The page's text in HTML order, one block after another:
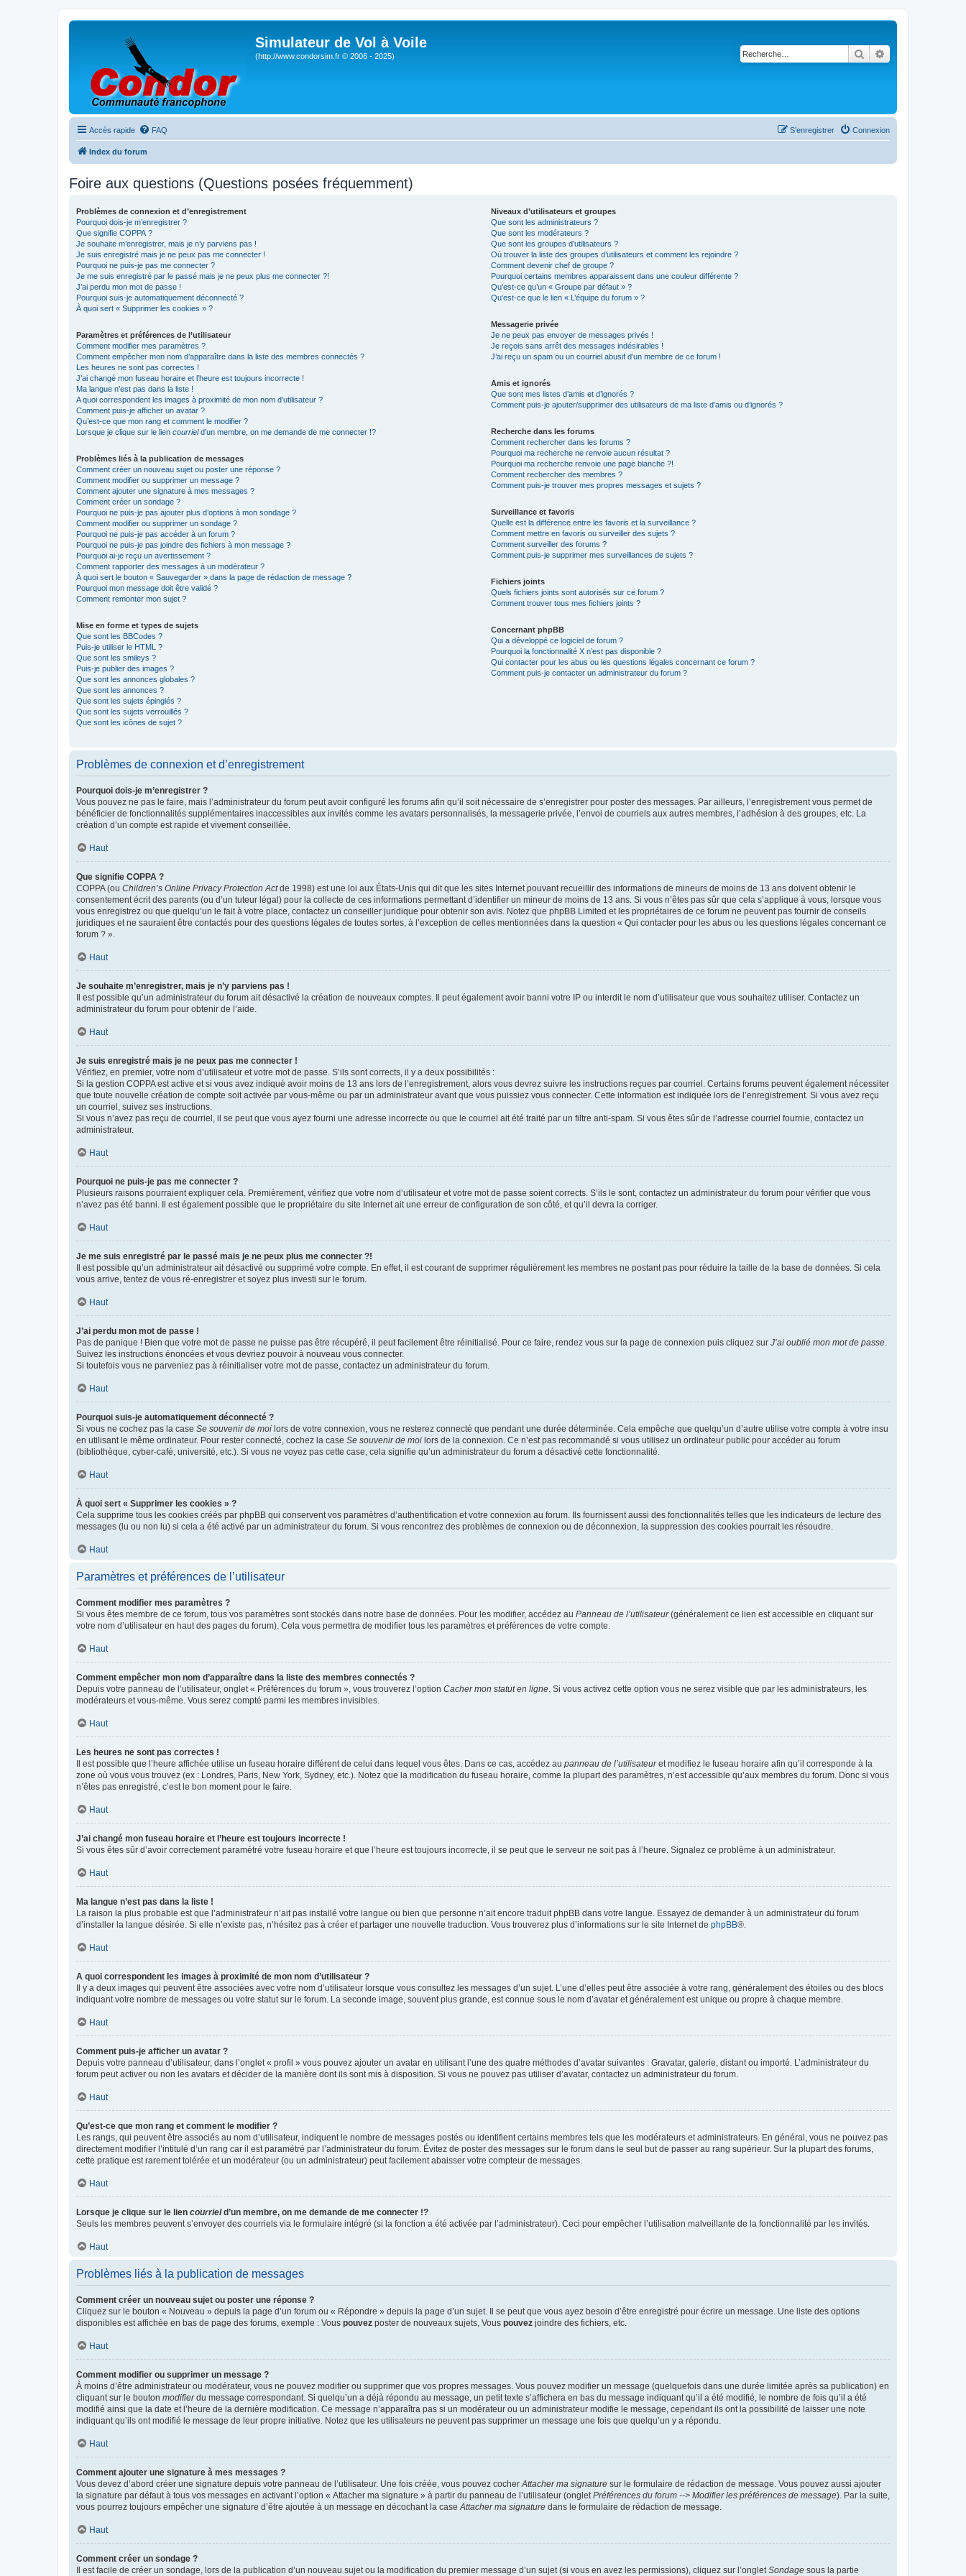
Simulateur de Vol à Voile
(http://www.condorsim.fr © 2006 - 2025) Rechercher
Accès rapide FAQ Connexion
S’enregistrer
Index du forum
Foire aux questions (Questions posées fréquemment)
Problèmes de connexion et d’enregistrement
Pourquoi dois-je m’enregistrer ?
Que signifie COPPA ?
Je souhaite m’enregistrer, mais je n’y parviens pas !
Je suis enregistré mais je ne peux pas me connecter !
Pourquoi ne puis-je pas me connecter ?
Je me suis enregistré par le passé mais je ne peux plus me connecter ?!
J’ai perdu mon mot de passe !
Pourquoi suis-je automatiquement déconnecté ?
À quoi sert « Supprimer les cookies » ?
Paramètres et préférences de l’utilisateur
Comment modifier mes paramètres ?
Comment empêcher mon nom d’apparaître dans la liste des membres connectés ?
Les heures ne sont pas correctes !
J’ai changé mon fuseau horaire et l’heure est toujours incorrecte !
Ma langue n’est pas dans la liste !
A quoi correspondent les images à proximité de mon nom d’utilisateur ?
Comment puis-je afficher un avatar ?
Qu’est-ce que mon rang et comment le modifier ?
Lorsque je clique sur le lien courrield’un membre, on me demande de me connecter !?
Problèmes liés à la publication de messages
Comment créer un nouveau sujet ou poster une réponse ?
Comment modifier ou supprimer un message ?
Comment ajouter une signature à mes messages ?
Comment créer un sondage ?
Pourquoi ne puis-je pas ajouter plus d’options à mon sondage ?
Comment modifier ou supprimer un sondage ?
Pourquoi ne puis-je pas accéder à un forum ?
Pourquoi ne puis-je pas joindre des fichiers à mon message ?
Pourquoi ai-je reçu un avertissement ?
Comment rapporter des messages à un modérateur ?
À quoi sert le bouton « Sauvegarder » dans la page de rédaction de message ?
Pourquoi mon message doit être validé ?
Comment remonter mon sujet ?
Mise en forme et types de sujets
Que sont les BBCodes ?
Puis-je utiliser le HTML ?
Que sont les smileys ?
Puis-je publier des images ?
Que sont les annonces globales ?
Que sont les annonces ?
Que sont les sujets épinglés ?
Que sont les sujets verrouillés ?
Que sont les icônes de sujet ?
Niveaux d’utilisateurs et groupes
Que sont les administrateurs ?
Que sont les modérateurs ?
Que sont les groupes d’utilisateurs ?
Où trouver la liste des groupes d’utilisateurs et comment les rejoindre ?
Comment devenir chef de groupe ?
Pourquoi certains membres apparaissent dans une couleur différente ?
Qu’est-ce qu’un « Groupe par défaut » ?
Qu’est-ce que le lien « L’équipe du forum » ?
Messagerie privée
Je ne peux pas envoyer de messages privés !
Je reçois sans arrêt des messages indésirables !
J’ai reçu un spam ou un courriel abusif d’un membre de ce forum !
Amis et ignorés
Que sont mes listes d’amis et d’ignorés ?
Comment puis-je ajouter/supprimer des utilisateurs de ma liste d’amis ou d’ignorés ?
Recherche dans les forums
Comment rechercher dans les forums ?
Pourquoi ma recherche ne renvoie aucun résultat ?
Pourquoi ma recherche renvoie une page blanche ?!
Comment rechercher des membres ?
Comment puis-je trouver mes propres messages et sujets ?
Surveillance et favoris
Quelle est la différence entre les favoris et la surveillance ?
Comment mettre en favoris ou surveiller des sujets ?
Comment surveiller des forums ?
Comment puis-je supprimer mes surveillances de sujets ?
Fichiers joints
Quels fichiers joints sont autorisés sur ce forum ?
Comment trouver tous mes fichiers joints ?
Concernant phpBB
Qui a développé ce logiciel de forum ?
Pourquoi la fonctionnalité X n’est pas disponible ?
Qui contacter pour les abus ou les questions légales concernant ce forum ?
Comment puis-je contacter un administrateur du forum ?
Problèmes de connexion et d’enregistrement
Pourquoi dois-je m’enregistrer ?
Vous pouvez ne pas le faire, mais l’administrateur du forum peut avoir configuré les forums afin qu’il soit nécessaire de s’enregistrer pour poster des messages. Par ailleurs, l’enregistrement vous permet de
bénéficier de fonctionnalités supplémentaires inaccessibles aux invités comme les avatars personnalisés, la messagerie privée, l’envoi de courriels aux autres membres, l’adhésion à des groupes, etc. La
création d’un compte est rapide et vivement conseillée.
Haut
Que signifie COPPA ?
COPPA (ou Children’s Online Privacy Protection Actde 1998) est une loi aux États-Unis qui dit que les sites Internet pouvant recueillir des informations de mineurs de moins de 13 ans doivent obtenir le
consentement écrit des parents (ou d’un tuteur légal) pour la collecte de ces informations permettant d’identifier un mineur de moins de 13 ans. Si vous n’êtes pas sûr que cela s’applique à vous, lorsque vous
vous enregistrez ou que quelqu’un le fait à votre place, contactez un conseiller juridique pour obtenir son avis. Notez que phpBB Limited et les propriétaires de ce forum ne peuvent pas fournir de conseils
juridiques et ne sauraient être contactés pour des questions légales de toutes sortes, à l’exception de celles mentionnées dans la question « Qui contacter pour les abus ou les questions légales concernant ce
forum ? ».
Haut
Je souhaite m’enregistrer, mais je n’y parviens pas !
Il est possible qu’un administrateur du forum ait désactivé la création de nouveaux comptes. Il peut également avoir banni votre IP ou interdit le nom d’utilisateur que vous souhaitez utiliser. Contactez un
administrateur du forum pour obtenir de l’aide.
Haut
Je suis enregistré mais je ne peux pas me connecter !
Vérifiez, en premier, votre nom d’utilisateur et votre mot de passe. S’ils sont corrects, il y a deux possibilités :
Si la gestion COPPA est active et si vous avez indiqué avoir moins de 13 ans lors de l’enregistrement, alors vous devrez suivre les instructions reçues par courriel. Certains forums peuvent également nécessiter
que toute nouvelle création de compte soit activée par vous-même ou par un administrateur avant que vous puissiez vous connecter. Cette information est indiquée lors de l’enregistrement. Si vous avez reçu
un courriel, suivez ses instructions.
Si vous n’avez pas reçu de courriel, il se peut que vous ayez fourni une adresse incorrecte ou que le courriel ait été traité par un filtre anti-spam. Si vous êtes sûr de l’adresse courriel fournie, contactez un
administrateur.
Haut
Pourquoi ne puis-je pas me connecter ?
Plusieurs raisons pourraient expliquer cela. Premièrement, vérifiez que votre nom d’utilisateur et votre mot de passe soient corrects. S’ils le sont, contactez un administrateur du forum pour vérifier que vous
n’avez pas été banni. Il est également possible que le propriétaire du site Internet ait une erreur de configuration de son côté, et qu’il devra la corriger.
Haut
Je me suis enregistré par le passé mais je ne peux plus me connecter ?!
Il est possible qu’un administrateur ait désactivé ou supprimé votre compte. En effet, il est courant de supprimer régulièrement les membres ne postant pas pour réduire la taille de la base de données. Si cela
vous arrive, tentez de vous ré-enregistrer et soyez plus investi sur le forum.
Haut
J’ai perdu mon mot de passe !
Pas de panique ! Bien que votre mot de passe ne puisse pas être récupéré, il peut facilement être réinitialisé. Pour ce faire, rendez vous sur la page de connexion puis cliquez sur J’ai oublié mon mot de passe.
Suivez les instructions énoncées et vous devriez pouvoir à nouveau vous connecter.
Si toutefois vous ne parveniez pas à réinitialiser votre mot de passe, contactez un administrateur du forum.
Haut
Pourquoi suis-je automatiquement déconnecté ?
Si vous ne cochez pas la case Se souvenir de moi lors de votre connexion, vous ne resterez connecté que pendant une durée déterminée. Cela empêche que quelqu’un d’autre utilise votre compte à votre insu
en utilisant le même ordinateur. Pour rester connecté, cochez la case Se souvenir de moi lors de la connexion. Ce n’est pas recommandé si vous utilisez un ordinateur public pour accéder au forum
(bibliothèque, cyber-café, université, etc.). Si vous ne voyez pas cette case, cela signifie qu’un administrateur du forum a désactivé cette fonctionnalité.
Haut
À quoi sert « Supprimer les cookies » ?
Cela supprime tous les cookies créés par phpBB qui conservent vos paramètres d’authentification et votre connexion au forum. Ils fournissent aussi des fonctionnalités telles que les indicateurs de lecture des
messages (lu ou non lu) si cela a été activé par un administrateur du forum. Si vous rencontrez des problèmes de connexion ou de déconnexion, la suppression des cookies pourrait les résoudre.
Haut
Paramètres et préférences de l’utilisateur
Comment modifier mes paramètres ?
Si vous êtes membre de ce forum, tous vos paramètres sont stockés dans notre base de données. Pour les modifier, accédez au Panneau de l’utilisateur(généralement ce lien est accessible en cliquant sur
votre nom d’utilisateur en haut des pages du forum). Cela vous permettra de modifier tous les paramètres et préférences de votre compte.
Haut
Comment empêcher mon nom d’apparaître dans la liste des membres connectés ?
Depuis votre panneau de l’utilisateur, onglet « Préférences du forum », vous trouverez l’option Cacher mon statut en ligne. Si vous activez cette option vous ne serez visible que par les administrateurs, les
modérateurs et vous-même. Vous serez compté parmi les membres invisibles.
Haut
Les heures ne sont pas correctes !
Il est possible que l’heure affichée utilise un fuseau horaire différent de celui dans lequel vous êtes. Dans ce cas, accédez au panneau de l’utilisateuret modifiez le fuseau horaire afin qu’il corresponde à la
zone où vous vous trouvez (ex : Londres, Paris, New York, Sydney, etc.). Notez que la modification du fuseau horaire, comme la plupart des paramètres, n’est accessible qu’aux membres du forum. Donc si vous
n’êtes pas enregistré, c’est le bon moment pour le faire.
Haut
J’ai changé mon fuseau horaire et l’heure est toujours incorrecte !
Si vous êtes sûr d’avoir correctement paramétré votre fuseau horaire et que l’heure est toujours incorrecte, il se peut que le serveur ne soit pas à l’heure. Signalez ce problème à un administrateur.
Haut
Ma langue n’est pas dans la liste !
La raison la plus probable est que l’administrateur n’ait pas installé votre langue ou bien que personne n’ait encore traduit phpBB dans votre langue. Essayez de demander à un administrateur du forum
d’installer la langue désirée. Si elle n’existe pas, n’hésitez pas à créer et partager une nouvelle traduction. Vous trouverez plus d’informations sur le site Internet de phpBB®.
Haut
A quoi correspondent les images à proximité de mon nom d’utilisateur ?
Il y a deux images qui peuvent être associées avec votre nom d’utilisateur lorsque vous consultez les messages d’un sujet. L’une d’elles peut être associée à votre rang, généralement des étoiles ou des blocs
indiquant votre nombre de messages ou votre statut sur le forum. La seconde image, souvent plus grande, est connue sous le nom d’avatar et généralement est unique ou propre à chaque membre.
Haut
Comment puis-je afficher un avatar ?
Depuis votre panneau d’utilisateur, dans l’onglet « profil » vous pouvez ajouter un avatar en utilisant l’une des quatre méthodes d’avatar suivantes : Gravatar, galerie, distant ou importé. L’administrateur du
forum peut activer ou non les avatars et décider de la manière dont ils sont mis à disposition. Si vous ne pouvez pas utiliser d’avatar, contactez un administrateur du forum.
Haut
Qu’est-ce que mon rang et comment le modifier ?
Les rangs, qui peuvent être associés au nom d’utilisateur, indiquent le nombre de messages postés ou identifient certains membres tels que les modérateurs et administrateurs. En général, vous ne pouvez pas
directement modifier l’intitulé d’un rang car il est paramétré par l’administrateur du forum. Évitez de poster des messages sur le forum dans le seul but de passer au rang supérieur. Sur la plupart des forums,
cette pratique est rarement tolérée et un modérateur (ou un administrateur) peut facilement abaisser votre compteur de messages.
Haut
Lorsque je clique sur le lien courrield’un membre, on me demande de me connecter !?
Seuls les membres peuvent s’envoyer des courriels via le formulaire intégré (si la fonction a été activée par l’administrateur). Ceci pour empêcher l’utilisation malveillante de la fonctionnalité par les invités.
Haut
Problèmes liés à la publication de messages
Comment créer un nouveau sujet ou poster une réponse ?
Cliquez sur le bouton « Nouveau » depuis la page d’un forum ou « Répondre » depuis la page d’un sujet. Il se peut que vous ayez besoin d’être enregistré pour écrire un message. Une liste des options
disponibles est affichée en bas de page des forums, exemple : Vous pouvez poster de nouveaux sujets, Vous pouvez joindre des fichiers, etc.
Haut
Comment modifier ou supprimer un message ?
À moins d’être administrateur ou modérateur, vous ne pouvez modifier ou supprimer que vos propres messages. Vous pouvez modifier un message (quelquefois dans une durée limitée après sa publication) en
cliquant sur le bouton modifierdu message correspondant. Si quelqu’un a déjà répondu au message, un petit texte s’affichera en bas du message indiquant qu’il a été modifié, le nombre de fois qu’il a été
modifié ainsi que la date et l’heure de la dernière modification. Ce message n’apparaîtra pas si un modérateur ou un administrateur modifie le message, cependant ils ont la possibilité de laisser une note
indiquant qu’ils ont modifié le message de leur propre initiative. Notez que les utilisateurs ne peuvent pas supprimer un message une fois que quelqu’un y a répondu.
Haut
Comment ajouter une signature à mes messages ?
Vous devez d’abord créer une signature depuis votre panneau de l’utilisateur. Une fois créée, vous pouvez cocherAttacher ma signature sur le formulaire de rédaction de message. Vous pouvez aussi ajouter
la signature par défaut à tous vos messages en activant l’option « Attacher ma signature » à partir du panneau de l’utilisateur (ongletPréférences du forum --> Modifier les préférences de message). Par la suite,
vous pourrez toujours empêcher une signature d’être ajoutée à un message en décochant la caseAttacher ma signature dans le formulaire de rédaction de message.
Haut
Comment créer un sondage ?
Il est facile de créer un sondage, lors de la publication d’un nouveau sujet ou la modification du premier message d’un sujet (si vous en avez les permissions), cliquez sur l’ongletSondage sous la partie